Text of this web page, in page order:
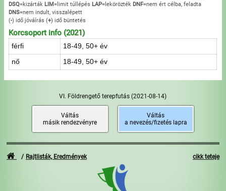
DSQ=kizárták LIM=limit túllépés LAP=lekörözték DNF=nem ért célba, feladta
DNS=nem indult, visszalépett
(-) idő jóváírás (+) idő büntetés
Korcsoport info (2021)
férfi 18-49, 50+ év
nő 18-49, 50+ év
VI. Földrengető terepfutás(2021-08-14)
Váltás
másik rendezvényre
Váltás
a nevezés/fizetés lapra
cikk teteje
Rajtlisták, Eredmények